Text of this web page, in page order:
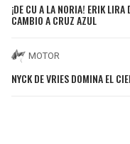
¡DE CU A LA NORIA! ERIK
CAMBIO A CRUZ AZUL
MOTOR
NYCK DE VRIES DOMINA EL